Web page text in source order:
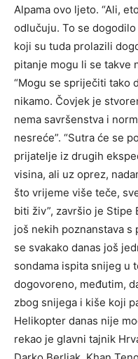
Alpama ovo ljeto. “Ali,
odlučuju. To se
koji su tuda prolazili
pitanje mogu li se takve
“Mogu se spriječiti tako
nikamo. Čovjek je
nema savršenstva i
nesreće”. “Sutra će se
prijatelje iz drugih
visina, ali uz oprez,
što vrijeme više teče,
biti živ”, završio je Stipe
još nekih poznanstava
se svakako danas još
sondama ispita snijeg u
dogovoreno, međutim,
zbog snijega i kiše koji
Helikopter danas nije
rekao je glavni tajnik